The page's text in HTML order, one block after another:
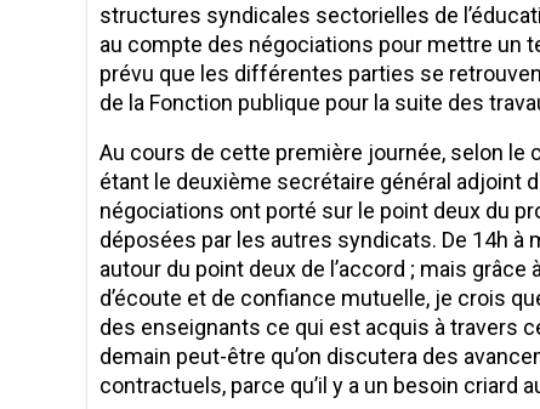
structures syndicales sectorielles de
au compte des négociations pour mettre un
prévu que les différentes parties se
de la Fonction publique pour la suite des
Au cours de cette première journée, selon le
étant le deuxième secrétaire général adjoint
négociations ont porté sur le point deux du
déposées par les autres syndicats. De 14h
autour du point deux de l’accord ; mais
d’écoute et de confiance mutuelle, je crois
des enseignants ce qui est acquis à travers
demain peut-être qu’on discutera des
contractuels, parce qu’il y a un besoin criard